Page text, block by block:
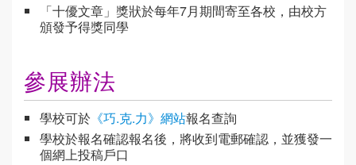
「十優文章」獎狀於每年7月期間寄至各校，由校方
頒發予得獎同學
參展辦法
學校可於 《巧.克.力》網站報名查詢
學校於報名確認報名後，將收到電郵確認，並獲發一
個網上投稿戶口